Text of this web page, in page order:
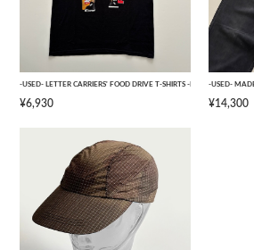
-USED- LETTER CARRIERS' FOOD DRIVE T-SHIRTS -BLACK- [L]
¥6,930
-USED-
¥14,300